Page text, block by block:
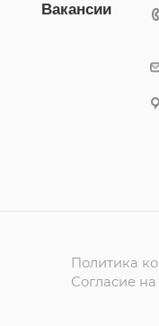
Вакансии
Политика
Согласие